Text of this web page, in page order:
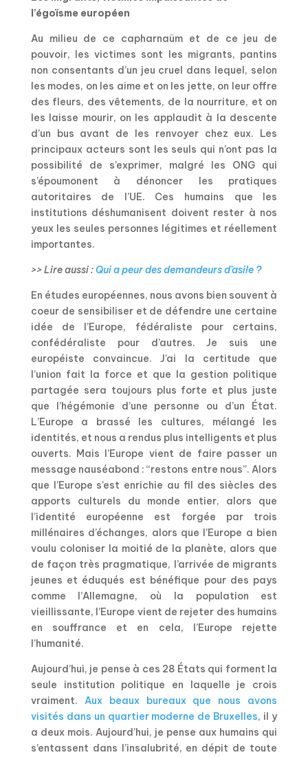
l’égoïsme européen
Au milieu de ce capharnaüm et de ce jeu de
pouvoir, les victimes sont les migrants, pantins
non consentants d’un jeu cruel dans lequel, selon
les modes, on les aime et on les jette, on leur offre
des fleurs, des vêtements, de la nourriture, et on
les laisse mourir, on les applaudit à la descente
d’un bus avant de les renvoyer chez eux. Les
principaux acteurs sont les seuls qui n’ont pas la
possibilité de s’exprimer, malgré les ONG qui
s’époumonent à dénoncer les pratiques
autoritaires de l’UE. Ces humains que les
institutions déshumanisent doivent rester à nos
yeux les seules personnes légitimes et réellement
importantes.
>> Lire aussi :Qui a peur des demandeurs d’asile ?
En études européennes, nous avons bien souvent à
coeur de sensibiliser et de défendre une certaine
idée de l’Europe, fédéraliste pour certains,
confédéraliste pour d’autres. Je suis une
européiste convaincue. J’ai la certitude que
l’union fait la force et que la gestion politique
partagée sera toujours plus forte et plus juste
que l’hégémonie d’une personne ou d’un État.
L’Europe a brassé les cultures, mélangé les
identités, et nous a rendus plus intelligents et plus
ouverts. Mais l’Europe vient de faire passer un
message nauséabond : “restons entre nous”. Alors
que l’Europe s’est enrichie au fil des siècles des
apports culturels du monde entier, alors que
l’identité européenne est forgée par trois
millénaires d’échanges, alors que l’Europe a bien
voulu coloniser la moitié de la planète, alors que
de façon très pragmatique, l’arrivée de migrants
jeunes et éduqués est bénéfique pour des pays
comme l’Allemagne, où la population est
vieillissante, l’Europe vient de rejeter des humains
en souffrance et en cela, l’Europe rejette
l’humanité.
Aujourd’hui, je pense à ces 28 États qui forment la
seule institution politique en laquelle je crois
vraiment. Aux beaux bureaux que nous avons
visités dans un quartier moderne de Bruxelles, il y
a deux mois. Aujourd’hui, je pense aux humains qui
s’entassent dans l’insalubrité, en dépit de toute